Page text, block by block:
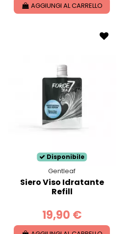
AGGIUNGI AL CARRELLO
Disponibile
Gentleaf
Siero Viso Idratante
Refill
19,90 €